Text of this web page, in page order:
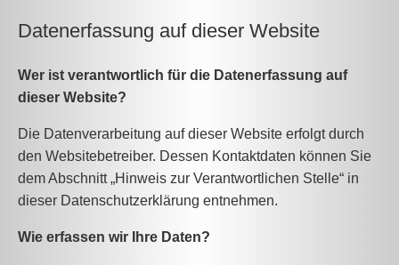
Datenerfassung auf dieser Website
Wer ist verantwortlich für die Datenerfassung auf
dieser Website?
Die Datenverarbeitung auf dieser Website erfolgt durch
den Websitebetreiber. Dessen Kontaktdaten können Sie
dem Abschnitt „Hinweis zur Verantwortlichen Stelle“ in
dieser Datenschutzerklärung entnehmen.
Wie erfassen wir Ihre Daten?